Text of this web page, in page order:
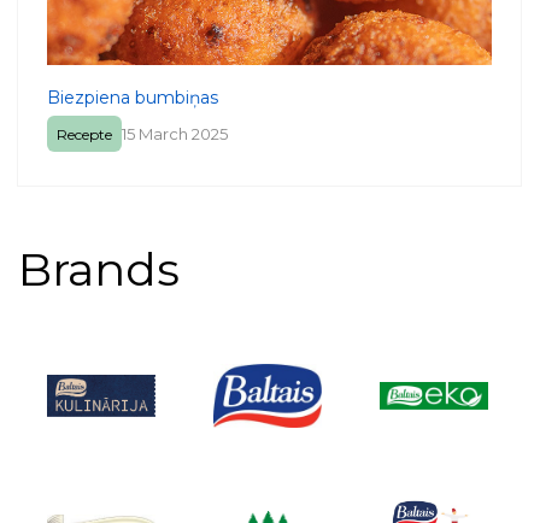
Biezpiena bumbiņas
Recepte 15 March 2025
Brands